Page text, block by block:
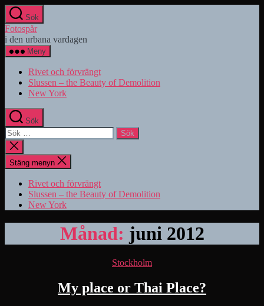
Hoppa
till
innehåll
Sök
Fotospår
i den urbana vardagen
Meny
Rivet och förvrängt
Slussen – the Beauty of Demolition
New York
Sök
Sök
efter:
Stäng
sökningen
Stäng menyn
Rivet och förvrängt
Slussen – the Beauty of Demolition
New York
Månad: juni 2012
Kategorier
Stockholm
My place or Thai Place?